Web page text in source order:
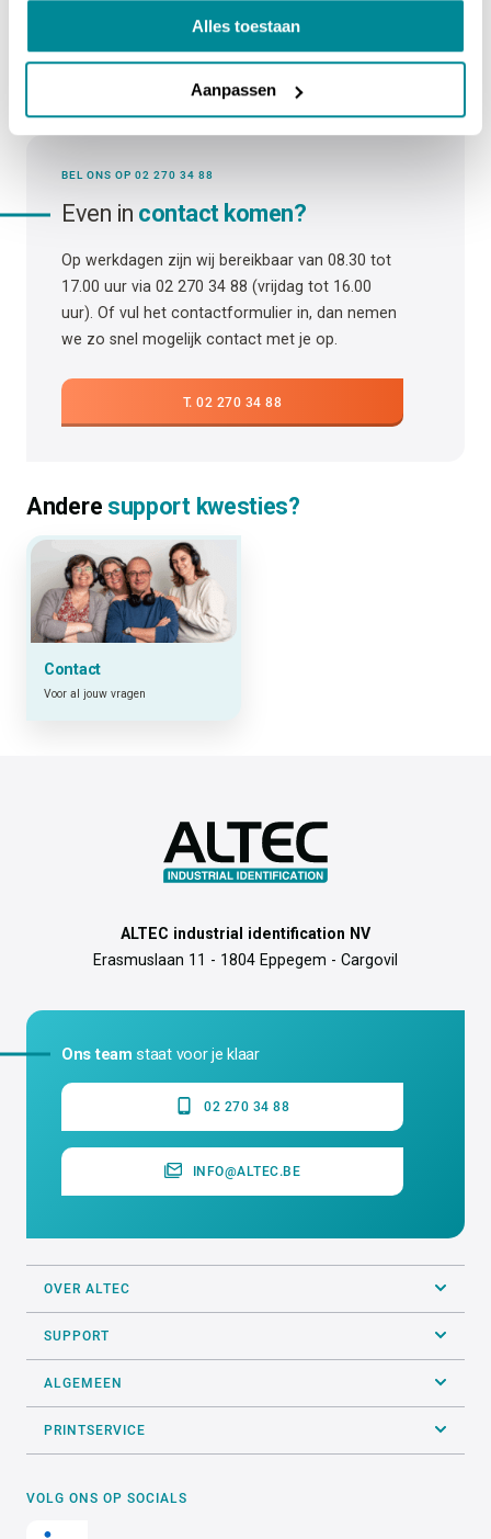
Alles toestaan
Aanpassen
Vraag niet gevonden? Vind hier het antwoord.
BEL ONS OP 02 270 34 88
Even in contact komen?
Op werkdagen zijn wij bereikbaar van 08.30 tot
17.00 uur via 02 270 34 88 (vrijdag tot 16.00
uur). Of vul het contactformulier in, dan nemen
we zo snel mogelijk contact met je op.
T. 02 270 34 88
Andere support kwesties?
Contact
Voor al jouw vragen
ALTEC industrial identification NV
Erasmuslaan 11 - 1804 Eppegem - Cargovil
Ons team staat voor je klaar
02 270 34 88
INFO@ALTEC.BE
OVER ALTEC
SUPPORT
ALGEMEEN
PRINTSERVICE
VOLG ONS OP SOCIALS